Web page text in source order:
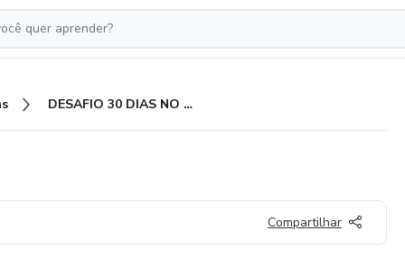
DESAFIO 30 DIAS NO INGLÊS
Compartilhar